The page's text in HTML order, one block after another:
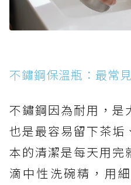
不鏽鋼保溫瓶：最常
不鏽鋼因為耐用，是
也是最容易留下茶垢
本的清潔是每天用完
滴中性洗碗精，用